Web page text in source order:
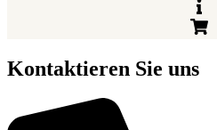
Kontaktieren Sie uns